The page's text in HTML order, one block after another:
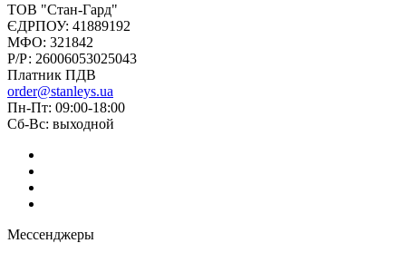
ТОВ "Стан-Гард"
ЄДРПОУ: 41889192
МФО: 321842
Р/Р: 26006053025043
Платник ПДВ
order@stanleys.ua
Пн-Пт: 09:00-18:00
Сб-Вс: выходной
Мессенджеры